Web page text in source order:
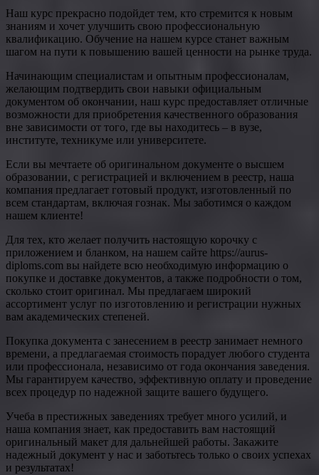
Наш курс прекрасно подойдет тем, кто стремится к новым
знаниям и хочет улучшить свою профессиональную
квалификацию. Обучение на нашем курсе станет важным
шагом на пути к повышению вашей ценности на рынке труда.
Начинающим специалистам и опытным профессионалам,
желающим подтвердить свои навыки официальным
документом об окончании, наш курс предоставляет отличные
возможности для приобретения качественного образования
вне зависимости от того, где вы находитесь – в вузе,
институте, техникуме или университете.
Если вы мечтаете об оригинальном документе о высшем
образовании, с регистрацией и включением в реестр, наша
компания предлагает готовый продукт, изготовленный по
всем стандартам, включая гознак. Мы заботимся о каждом
нашем клиенте!
Для тех, кто желает получить настоящую корочку с
приложением и бланком, на нашем сайте https://aurus-
diploms.com вы найдете всю необходимую информацию о
покупке и доставке документов, а также подробности о том,
сколько стоит оригинал. Мы предлагаем широкий
ассортимент услуг по изготовлению и регистрации нужных
вам академических степеней.
Покупка документа с занесением в реестр занимает немного
времени, а предлагаемая стоимость порадует любого студента
или профессионала, независимо от года окончания заведения.
Мы гарантируем качество, эффективную оплату и проведение
всех процедур по надежной защите вашего будущего.
Учеба в престижных заведениях требует много усилий, и
наша компания знает, как предоставить вам настоящий
оригинальный макет для дальнейшей работы. Закажите
надежный документ у нас и заботьтесь только о своих успехах
и результатах!